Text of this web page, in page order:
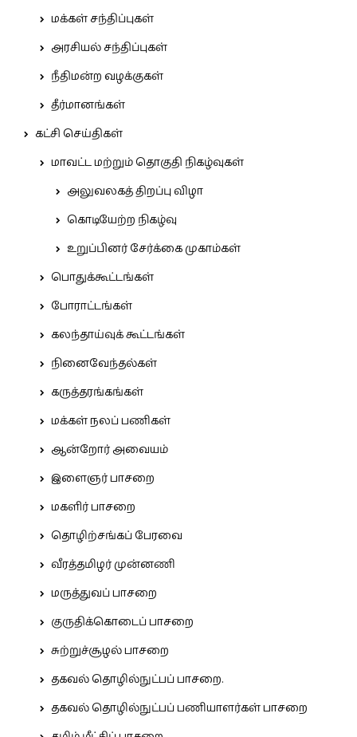
மக்கள் சந்திப்புகள்
அரசியல் சந்திப்புகள்
நீதிமன்ற வழக்குகள்
தீர்மானங்கள்
கட்சி செய்திகள்
மாவட்ட மற்றும் தொகுதி நிகழ்வுகள்
அலுவலகத் திறப்பு விழா
கொடியேற்ற நிகழ்வு
உறுப்பினர் சேர்க்கை முகாம்கள்
பொதுக்கூட்டங்கள்
போராட்டங்கள்
கலந்தாய்வுக் கூட்டங்கள்
நினைவேந்தல்கள்
கருத்தரங்கங்கள்
மக்கள் நலப் பணிகள்
ஆன்றோர் அவையம்
இளைஞர் பாசறை
மகளிர் பாசறை
தொழிற்சங்கப் பேரவை
வீரத்தமிழர் முன்னணி
மருத்துவப் பாசறை
குருதிக்கொடைப் பாசறை
சுற்றுச்சூழல் பாசறை
தகவல் தொழில்நுட்பப் பாசறை.
தகவல் தொழில்நுட்பப் பணியாளர்கள் பாசறை